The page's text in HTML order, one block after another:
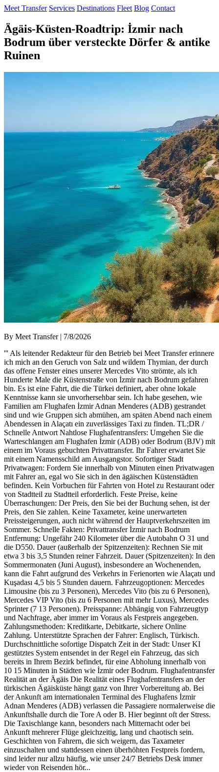
Meet Transfer Services Destinations Fleet Blog Contact
Ägäis-Küsten-Roadtrip: İzmir nach
Bodrum über versteckte Dörfer & antike
Ruinen
By Meet Transfer | 7/8/2026
''' Als leitender Redakteur für den Betrieb bei Meet Transfer erinnere
ich mich an den Geruch von Salz und wildem Thymian, der durch
das offene Fenster eines unserer Mercedes Vito strömte, als ich
Hunderte Male die Küstenstraße von İzmir nach Bodrum gefahren
bin. Es ist eine Fahrt, die die Türkei definiert, aber ohne lokale
Kenntnisse kann sie unvorhersehbar sein. Ich habe gesehen, wie
Familien am Flughafen İzmir Adnan Menderes (ADB) gestrandet
sind und wie Gruppen sich abmühen, am späten Abend nach einem
Abendessen in Alaçatı ein zuverlässiges Taxi zu finden. TL;DR /
Schnelle Antwort Nahtlose Flughafentransfers: Umgehen Sie die
Warteschlangen am Flughafen İzmir (ADB) oder Bodrum (BJV) mit
einem im Voraus gebuchten Privattransfer. Ihr Fahrer erwartet Sie
mit einem Namensschild am Ausgangstor. Sofortiger Stadt
Privatwagen: Fordern Sie innerhalb von Minuten einen Privatwagen
mit Fahrer an, egal wo Sie sich in den ägäischen Küstenstädten
befinden. Kein Vorbuchen für Fahrten von Hotel zu Restaurant oder
von Stadtteil zu Stadtteil erforderlich. Feste Preise, keine
Überraschungen: Der Preis, den Sie bei der Buchung sehen, ist der
Preis, den Sie zahlen. Keine Taxameter, keine unerwarteten
Preissteigerungen, auch nicht während der Hauptverkehrszeiten im
Sommer. Schnelle Fakten: Privattransfer İzmir nach Bodrum
Entfernung: Ungefähr 240 Kilometer über die Autobahn O 31 und
die D550. Dauer (außerhalb der Spitzenzeiten): Rechnen Sie mit
etwa 3 bis 3,5 Stunden reiner Fahrzeit. Dauer (Spitzenzeiten): In den
Sommermonaten (Juni August), insbesondere an Wochenenden,
kann die Fahrt aufgrund des Verkehrs in Ferienorten wie Alaçatı und
Kuşadası 4,5 bis 5 Stunden dauern. Fahrzeugoptionen: Mercedes
Limousine (bis zu 3 Personen), Mercedes Vito (bis zu 6 Personen),
Mercedes VIP Vito (bis zu 6 Personen mit mehr Luxus), Mercedes
Sprinter (7 13 Personen). Preisspanne: Abhängig von Fahrzeugtyp
und Nachfrage, aber immer im Voraus als Festpreis angegeben.
Zahlungsmethoden: Kreditkarte, Debitkarte, sichere Online
Zahlung. Unterstützte Sprachen der Fahrer: Englisch, Türkisch.
Durchschnittliche sofortige Dispatch Zeit in der Stadt: Unser KI
gestütztes System entsendet in der Regel ein Fahrzeug, das sich
bereits in Ihrem Bezirk befindet, für eine Abholung innerhalb von
10 15 Minuten in Städten wie İzmir oder Bodrum. Flughafentransfer
Realität an der Ägäis Die Realität eines Flughafentransfers an der
türkischen Ägäisküste hängt ganz von Ihrer Vorbereitung ab. Bei
der Ankunft am internationalen Terminal des Flughafens İzmir
Adnan Menderes (ADB) verlassen die Passagiere normalerweise die
Ankunftshalle durch die Tore A oder B. Hier beginnt oft der Stress.
Die Taxischlange kann, besonders nach Mitternacht oder bei
Ankunft mehrerer Flüge gleichzeitig, lang und chaotisch sein.
Geschichten von Fahrern, die sich weigern, das Taxameter
einzuschalten und stattdessen einen überhöhten Festpreis fordern,
sind leider nur allzu häufig, wie unser 24/7 Betriebs Desk immer
wieder von Reisenden hör...